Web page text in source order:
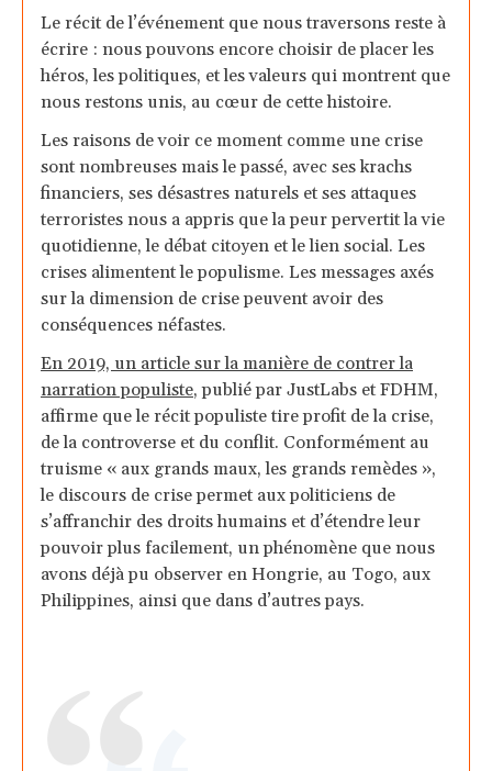
Le récit de l’événement que nous traversons reste à
écrire : nous pouvons encore choisir de placer les
héros, les politiques, et les valeurs qui montrent que
nous restons unis, au cœur de cette histoire.
Les raisons de voir ce moment comme une crise
sont nombreuses mais le passé, avec ses krachs
financiers, ses désastres naturels et ses attaques
terroristes nous a appris que la peur pervertit la vie
quotidienne, le débat citoyen et le lien social. Les
crises alimentent le populisme. Les messages axés
sur la dimension de crise peuvent avoir des
conséquences néfastes.
En 2019, un article sur la manière de contrer la
narration populiste, publié par JustLabs et FDHM,
affirme que le récit populiste tire profit de la crise,
de la controverse et du conflit. Conformément au
truisme « aux grands maux, les grands remèdes »,
le discours de crise permet aux politiciens de
s’affranchir des droits humains et d’étendre leur
pouvoir plus facilement, un phénomène que nous
avons déjà pu observer en Hongrie, au Togo, aux
Philippines, ainsi que dans d’autres pays.